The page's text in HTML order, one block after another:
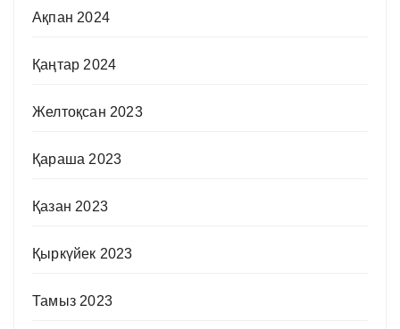
Ақпан 2024
Қаңтар 2024
Желтоқсан 2023
Қараша 2023
Қазан 2023
Қыркүйек 2023
Тамыз 2023